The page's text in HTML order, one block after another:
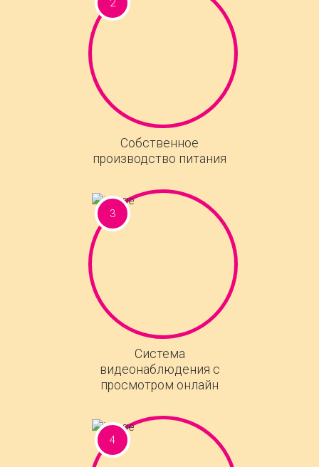
Собственное
производство питания
Система
видеонаблюдения с
просмотром онлайн